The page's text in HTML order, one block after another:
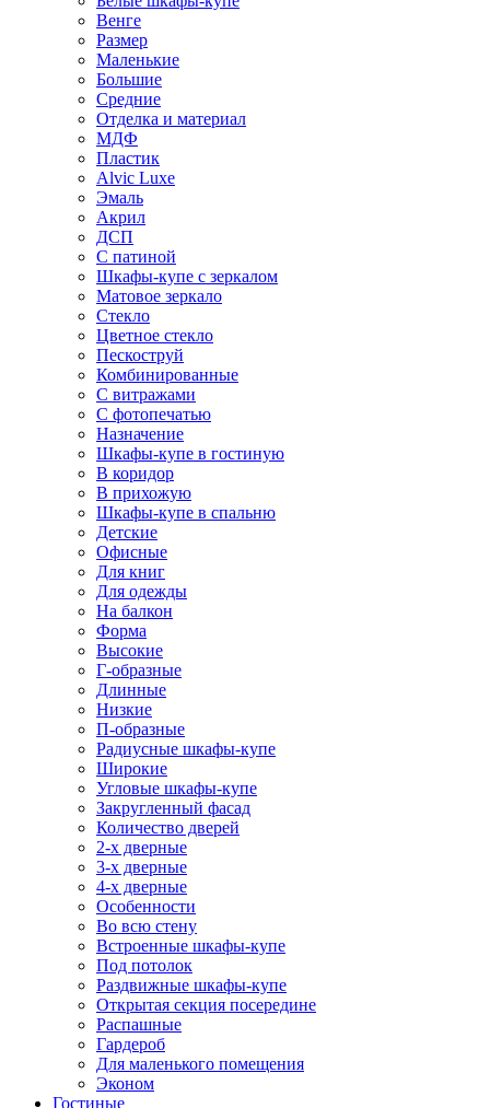
Венге
Размер
Маленькие
Большие
Средние
Отделка и материал
МДФ
Пластик
Alvic Luxe
Эмаль
Акрил
ДСП
С патиной
Шкафы-купе с зеркалом
Матовое зеркало
Стекло
Цветное стекло
Пескоструй
Комбинированные
С витражами
С фотопечатью
Назначение
Шкафы-купе в гостиную
В коридор
В прихожую
Шкафы-купе в спальню
Детские
Офисные
Для книг
Для одежды
На балкон
Форма
Высокие
Г-образные
Длинные
Низкие
П-образные
Радиусные шкафы-купе
Широкие
Угловые шкафы-купе
Закругленный фасад
Количество дверей
2-х дверные
3-х дверные
4-х дверные
Особенности
Во всю стену
Встроенные шкафы-купе
Под потолок
Раздвижные шкафы-купе
Открытая секция посередине
Распашные
Гардероб
Для маленького помещения
Эконом
Гостиные